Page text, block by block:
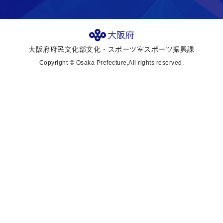
大阪府府民文化部文化・スポーツ室スポーツ振興課
Copyright © Osaka Prefecture,All rights reserved.